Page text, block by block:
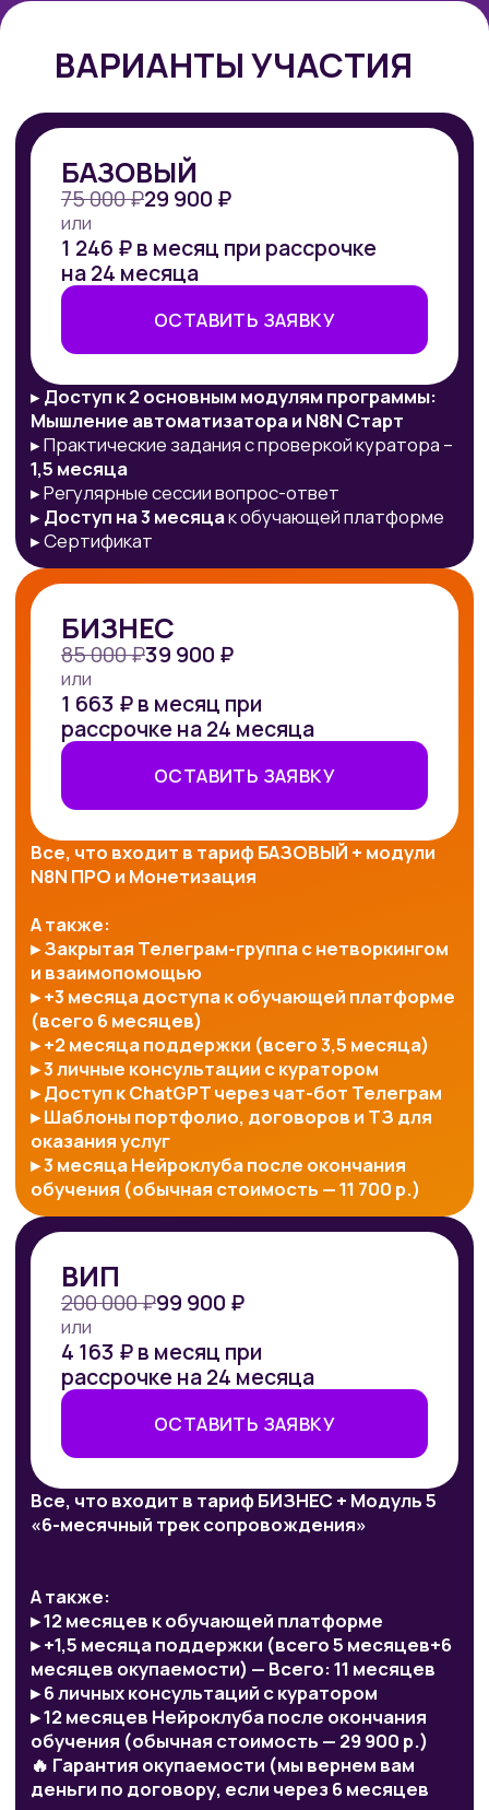
тех.специалистов онлайн-
школ
прикручивать автоматизацию,
интеграции и ботов вокруг сайта
и продавать это как доп.услугу.​
Маркетологов
поймете, как без разработчиков
собирать автоворонки, связки
рекламы и CRM, ботов и
контент‑конвейеры, которые
стабильно приносят лиды.​
Руководителей отделов
продаж
увидите, как настроить
автоматическое распределение
и обработку лидов, чтобы заявки
не терялись и команда работала
по понятным правилам.​
Самозанятых и владельцев
малого бизнеса
поймете, как на бесплатном
и понятном инструменте собрать
себе «мини‑CRM и контент‑завод»,
не нанимая программиста.
Фрилансеров
поймете, как один раз собрать
шаблон бота или процесса и потом
продавать его многим клиентам как
готовое решение.
Рекрутеров
увидите, как автоматизировать
воронку кандидатов
и коммуникацию с ними, чтобы
меньше тратить времени на рутину